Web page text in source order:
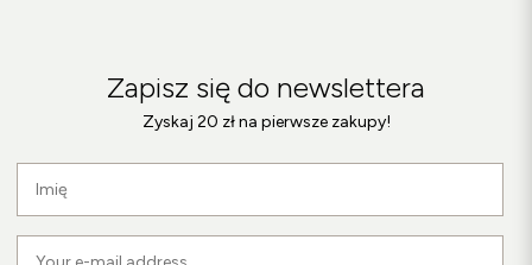
Zapisz się do newslettera
Zyskaj 20 zł na pierwsze zakupy!